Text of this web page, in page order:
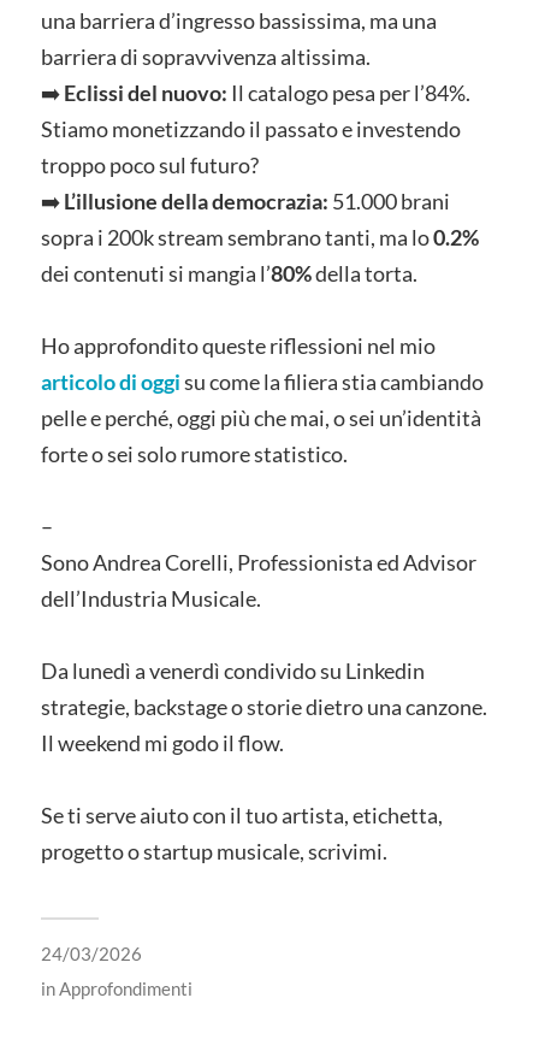
una barriera d’ingresso bassissima, ma una
barriera di sopravvivenza altissima.
➡️Eclissi del nuovo: Il catalogo pesa per l’84%.
Stiamo monetizzando il passato e investendo
troppo poco sul futuro?
➡️L’illusione della democrazia: 51.000 brani
sopra i 200k stream sembrano tanti, ma lo0.2%
dei contenuti si mangia l’80%della torta.
Ho approfondito queste riflessioni nel mio
articolo di oggisu come la filiera stia cambiando
pelle e perché, oggi più che mai, o sei un’identità
forte o sei solo rumore statistico.
–
Sono Andrea Corelli, Professionista ed Advisor
dell’Industria Musicale.
Da lunedì a venerdì condivido su Linkedin
strategie, backstage o storie dietro una canzone.
Il weekend mi godo il flow.
Se ti serve aiuto con il tuo artista, etichetta,
progetto o startup musicale, scrivimi.
24/03/2026
inApprofondimenti